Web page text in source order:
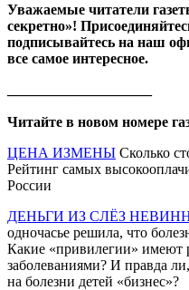
Уважаемые читатели
секретно»!
подписывайтесь на наш
все самое интересное.
Читайте в новом номере
ЦЕНА ИЗМЕНЫ Сколько
Рейтинг самых
России
ДЕНЬГИ ИЗ СЛЁЗ
одночасье решила, что
Какие «привилегии» имеют
заболеваниями? И правда
на болезни детей «бизнес»?